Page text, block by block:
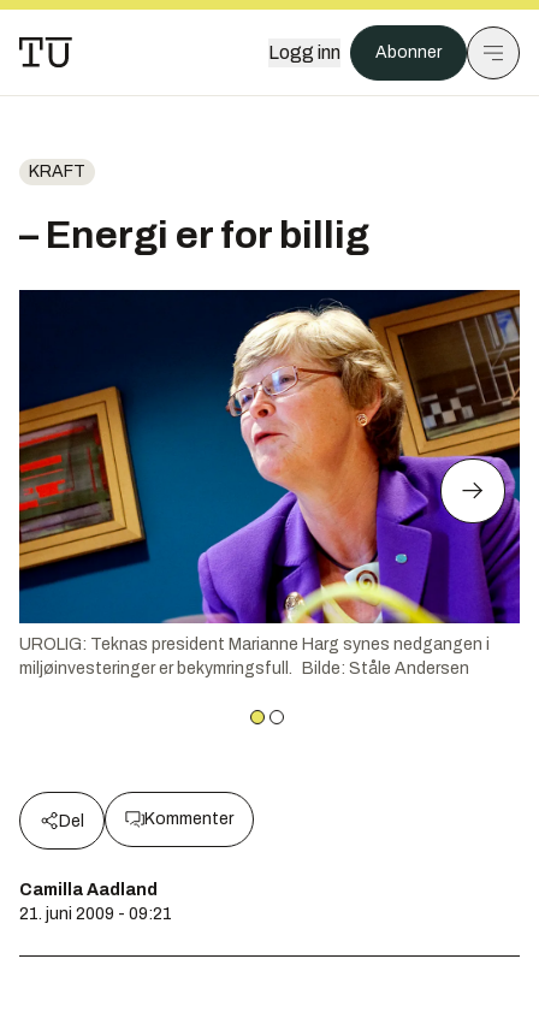
Logg inn Abonner
KRAFT
– Energi er for billig
UROLIG: Teknas president Marianne Harg synes nedgangen i
miljøinvesteringer er bekymringsfull.
Bilde: Ståle Andersen
Del Kommenter
Camilla Aadland
21. juni 2009 - 09:21